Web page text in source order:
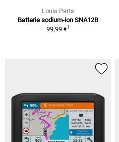
Louis Parts
Batterie sodium-ion SNA12B
99,99 €1